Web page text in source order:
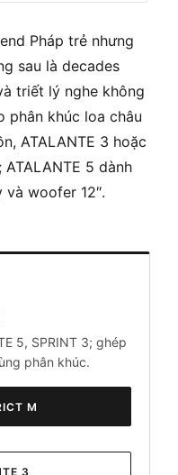
Pháp trẻ nhưng
sau là decades
triết lý nghe không
phân khúc loa châu
ATALANTE 3 hoặc
5 dành
woofer 12″.
5, SPRINT 3; ghép
phân khúc.
M
3